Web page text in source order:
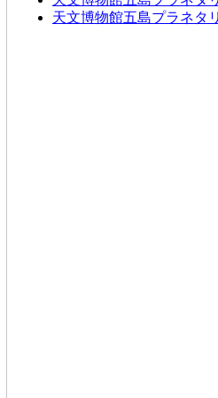
天文博物館五島プラネタ